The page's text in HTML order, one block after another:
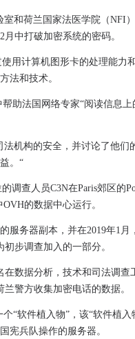
逊在Cookie政策上
自动化的工业势头
的细节来指责英国的“损坏的信心”
虚拟网络辅助技术到网络组合
队伍的团队
cio
彼得伯勒
Seed Partnership审判养殖用例
立“绿色氢气动力”数据中心
属中的信号问题
资源集线器
室和荷兰国家法医学院（NFI
中打破加密系统的密码。
使用计算机图形卡的处理能力
法和技术。
助法国网络专家“阅读信息
机构的安全，并讨论了他们
。“
调查人员C3N在Paris郊区的
的数据中心运行。
服务器副本，并在2019年1月
步调查加入的一部分。
在数据分析，技术和司法调
警方收集加密电话的数据。
“软件植入物”，该“软件植
宪兵队操作的服务器。